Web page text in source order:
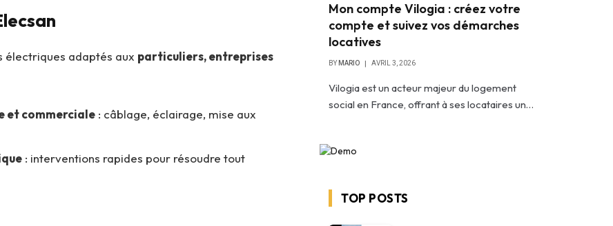
électriques adaptés aux particuliers, entreprises
et commerciale: câblage, éclairage, mise aux
: interventions rapides pour résoudre tout
Mon compte Vilogia : créez votre
compte et suivez vos démarches
locatives
BY MARIO AVRIL 3, 2026
Vilogia est un acteur majeur du logement
social en France, offrant à ses locataires un…
TOP POSTS